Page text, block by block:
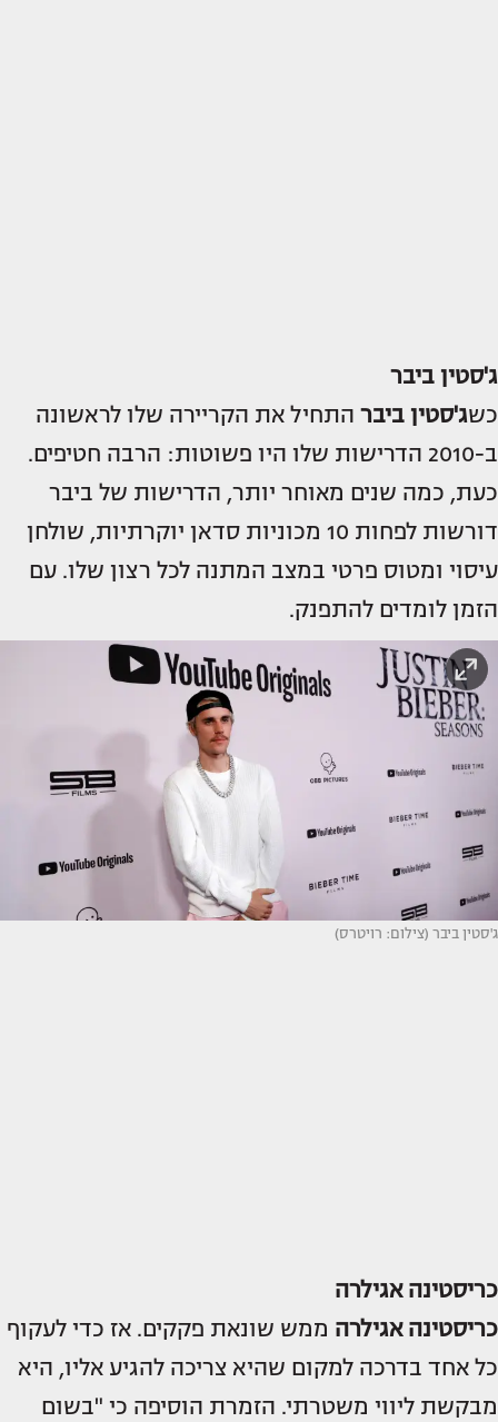
ג'סטין ביבר
כשג'סטין ביבר התחיל את הקריירה שלו לראשונה
ב-2010 הדרישות שלו היו פשוטות: הרבה חטיפים.
כעת, כמה שנים מאוחר יותר, הדרישות של ביבר
דורשות לפחות 10 מכוניות סדאן יוקרתיות, שולחן
עיסוי ומטוס פרטי במצב המתנה לכל רצון שלו. עם
הזמן לומדים להתפנק.
ג'סטין ביבר (צילום: רויטרס)
כריסטינה אגילרה
כריסטינה אגילרה ממש שונאת פקקים. אז כדי לעקוף
כל אחד בדרכה למקום שהיא צריכה להגיע אליו, היא
מבקשת ליווי משטרתי. הזמרת הוסיפה כי "בשום